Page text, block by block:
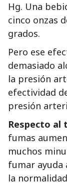
Hg. Una
cinco onzas
grados.
Pero ese
demasiado
la presión
efectividad
presión
Respecto al
fumas
muchos
fumar ayuda
la